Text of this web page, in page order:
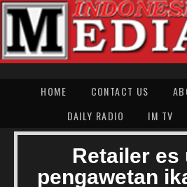
HOME CONTACT US
DAILY RADIO
IM TV
Retailer es
pengawetan